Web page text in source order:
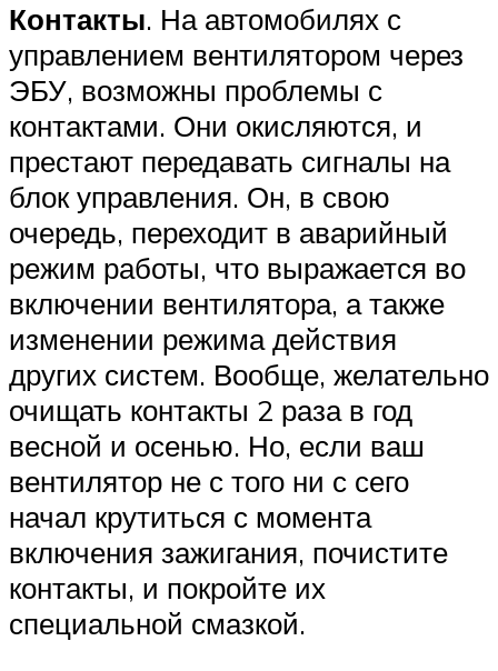
Контакты. На автомобилях с
управлением вентилятором через
ЭБУ, возможны проблемы с
контактами. Они окисляются, и
престают передавать сигналы на
блок управления. Он, в свою
очередь, переходит в аварийный
режим работы, что выражается во
включении вентилятора, а также
изменении режима действия
других систем. Вообще, желательно
очищать контакты 2 раза в год
весной и осенью. Но, если ваш
вентилятор не с того ни с сего
начал крутиться с момента
включения зажигания, почистите
контакты, и покройте их
специальной смазкой.